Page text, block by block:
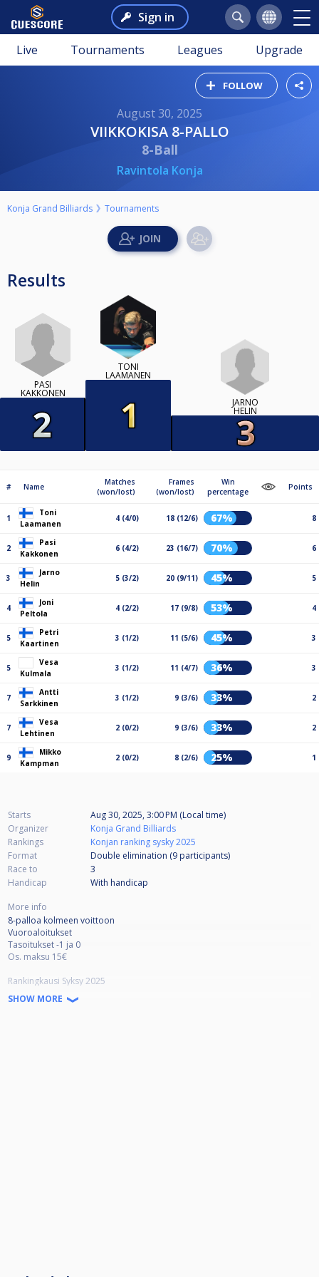
Sign in
Live Tournaments Leagues Upgrade
FOLLOW
August 30, 2025
VIIKKOKISA 8-PALLO
8-Ball
Ravintola Konja
Konja Grand Billiards Tournaments
Results
PASI
KAKKONEN
TONI
LAAMANEN
JARNO
HELIN
# Name
Matches
(won/lost)
Frames
(won/lost)
Win
percentage
Points
1
Toni
Laamanen
4 (4/0) 18 (12/6) 67% 8
2
Pasi
Kakkonen
6 (4/2) 23 (16/7) 70% 6
3
Jarno
Helin
5 (3/2) 20 (9/11) 45% 5
4
Joni
Peltola
4 (2/2) 17 (9/8) 53% 4
5
Petri
Kaartinen
3 (1/2) 11 (5/6) 45% 3
5
Vesa
Kulmala
3 (1/2) 11 (4/7) 36% 3
7
Antti
Sarkkinen
3 (1/2) 9 (3/6) 33% 2
7
Vesa
Lehtinen
2 (0/2) 9 (3/6) 33% 2
9
Mikko
Kampman
2 (0/2) 8 (2/6) 25% 1
Starts
Aug 30, 2025, 3:00 PM (Local time)
Organizer
Konja Grand Billiards
Rankings
Konjan ranking sysky 2025
Format
Double elimination (9 participants)
Race to
3
Handicap
With handicap
More info
8-palloa kolmeen voittoon
Vuoroaloitukset
Tasoitukset -1 ja 0
Os. maksu 15€
Rankingkausi Syksy 2025
Osallistumismaksuista (per pelaaja) 10€ pottiin, 3€ rankingkauden
finaalipottiin ja 2€ kerholle.
SHOW MORE